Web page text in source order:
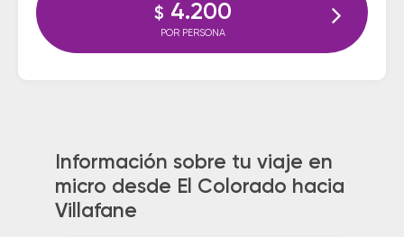
$ 4.200
POR PERSONA
Información sobre tu viaje en
micro desde El Colorado hacia
Villafane